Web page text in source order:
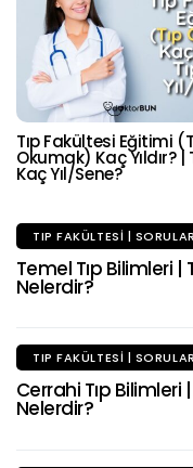
Tıp Fakültesi Eğitimi
Okumak) Kaç Yıldır? |
Kaç Yıl/Sene?
TIP FAKÜLTESI |
Temel Tıp Bilimleri
Nelerdir?
TIP FAKÜLTESI |
Cerrahi Tıp Bilimleri
Nelerdir?